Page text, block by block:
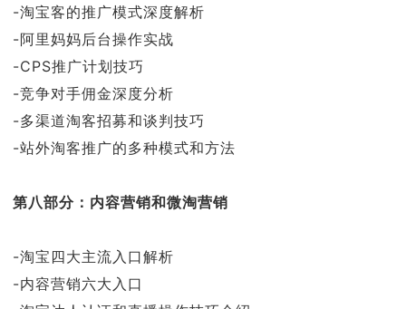
-淘宝客的推广模式深度解析
-阿里妈妈后台操作实战
-CPS推广计划技巧
-竞争对手佣金深度分析
-多渠道淘客招募和谈判技巧
-站外淘客推广的多种模式和方法
第八部分：内容营销和微淘营销
-淘宝四大主流入口解析
-内容营销六大入口